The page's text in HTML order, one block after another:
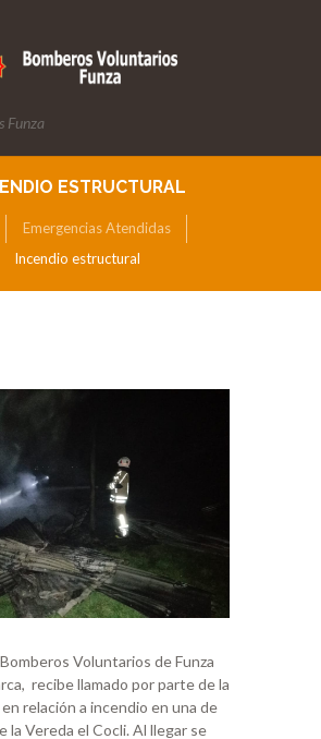
Funza
ESTRUCTURAL
Emergencias Atendidas
Incendio estructural
Voluntarios de Funza
recibe llamado por parte de la
relación a incendio en una de
la Vereda el Cocli. Al llegar se